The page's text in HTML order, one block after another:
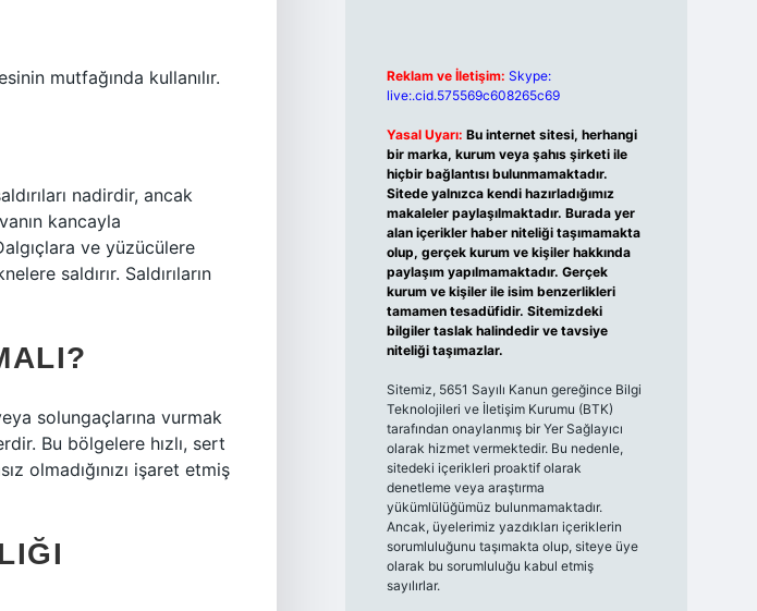
mutfağında kullanılır.
nadirdir, ancak
kancayla
ve yüzücülere
saldırır. Saldırıların
solungaçlarına vurmak
Bu bölgelere hızlı, sert
olmadığınızı işaret etmiş
Reklam ve İletişim: Skype:
live:.cid.575569c608265c69
Yasal Uyarı: Bu internet sitesi, herhangi
bir marka, kurum veya şahıs şirketi ile
hiçbir bağlantısı bulunmamaktadır.
Sitede yalnızca kendi hazırladığımız
makaleler paylaşılmaktadır. Burada yer
alan içerikler haber niteliği taşımamakta
olup, gerçek kurum ve kişiler hakkında
paylaşım yapılmamaktadır. Gerçek
kurum ve kişiler ile isim benzerlikleri
tamamen tesadüfidir. Sitemizdeki
bilgiler taslak halindedir ve tavsiye
niteliği taşımazlar.
Sitemiz, 5651 Sayılı Kanun gereğince Bilgi
Teknolojileri ve İletişim Kurumu (BTK)
tarafından onaylanmış bir Yer Sağlayıcı
olarak hizmet vermektedir. Bu nedenle,
sitedeki içerikleri proaktif olarak
denetleme veya araştırma
yükümlülüğümüz bulunmamaktadır.
Ancak, üyelerimiz yazdıkları içeriklerin
sorumluluğunu taşımakta olup, siteye üye
olarak bu sorumluluğu kabul etmiş
sayılırlar.